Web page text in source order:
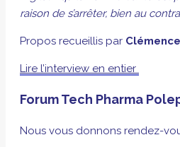
raison de s’arrêter, bien au
Propos recueillis par
Lire l’interview en entier
Forum Tech Pharma
Nous vous donnons rendez-